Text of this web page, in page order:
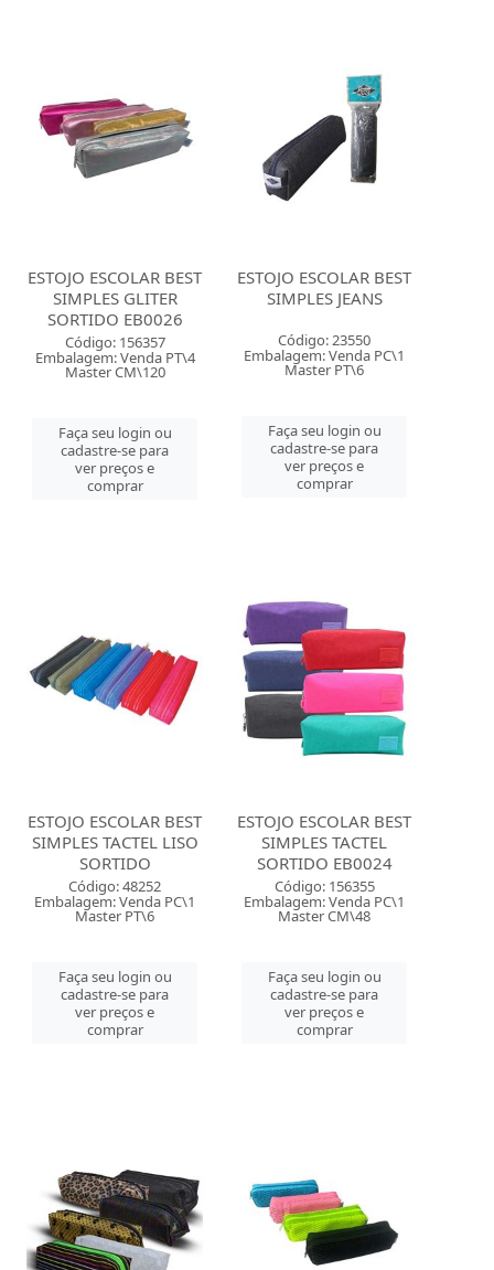
ESTOJO ESCOLAR BEST
SIMPLES GLITER
SORTIDO EB0026
Código: 156357
Embalagem: Venda PT\4
Master CM\120
Faça seu login ou
cadastre-se para
ver preços e
comprar
ESTOJO ESCOLAR BEST
SIMPLES JEANS
Código: 23550
Embalagem: Venda PC\1
Master PT\6
Faça seu login ou
cadastre-se para
ver preços e
comprar
ESTOJO ESCOLAR BEST
SIMPLES TACTEL LISO
SORTIDO
Código: 48252
Embalagem: Venda PC\1
Master PT\6
Faça seu login ou
cadastre-se para
ver preços e
comprar
ESTOJO ESCOLAR BEST
SIMPLES TACTEL
SORTIDO EB0024
Código: 156355
Embalagem: Venda PC\1
Master CM\48
Faça seu login ou
cadastre-se para
ver preços e
comprar